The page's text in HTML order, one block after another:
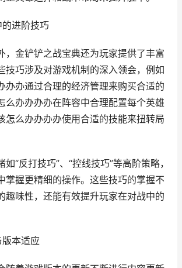
的进阶技巧
，金铲铲之战宝典还为玩家提供了丰富
技巧涉及对游戏机制的深入领会，例如
办办通过合理的经济管理来购买合适的
么办办办办在阵容中合理配置每个英雄
怎么办办办办使用合适的技能来扭转局
“反打技巧”、“控线技巧”等高阶策略，
掌握更精细的操作。这些技巧的掌握不
趣味性，还能有效提升玩家在对战中的
版本适应